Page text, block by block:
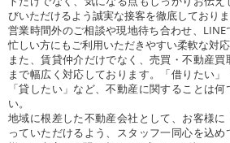
びいただけるよう誠実な接客を徹底しておりま
営業時間外のご相談や現地待ち合わせ、
忙しい方にもご利用いただきやすい柔軟な対応
また、賃貸仲介だけでなく、売買・不動産
まで幅広く対応しております。「借りたい」
「貸したい」など、不動産に関することは
い。
地域に根差した不動産会社として、お客様
っていただけるよう、スタッフ一同心を込